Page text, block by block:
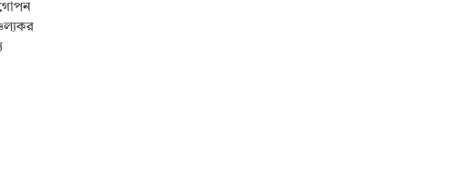
গোপন